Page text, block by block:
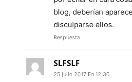
blog, deberían
disculparse ellos.
Respuesta
SLFSLF
25 julio 2017 En 12:30